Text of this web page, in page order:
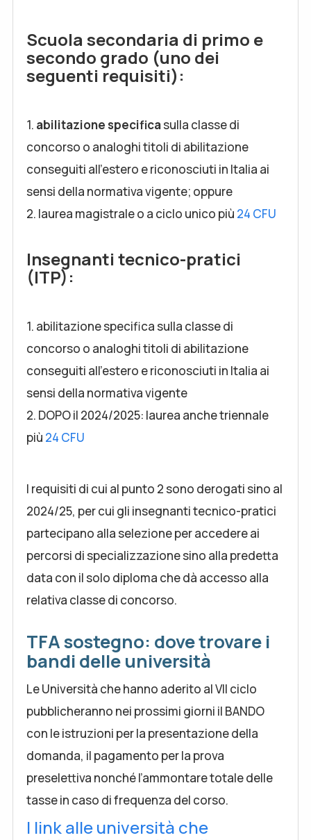
Scuola secondaria di primo e
secondo grado (uno dei
seguenti requisiti):
1. abilitazione specificasulla classe di
concorso o analoghi titoli di abilitazione
conseguiti all’estero e riconosciuti in Italia ai
sensi della normativa vigente; oppure
2. laurea magistrale o a ciclo unico più 24 CFU
Insegnanti tecnico-pratici
(ITP):
1. abilitazione specifica sulla classe di
concorso o analoghi titoli di abilitazione
conseguiti all’estero e riconosciuti in Italia ai
sensi della normativa vigente
2. DOPO il 2024/2025: laurea anche triennale
più 24 CFU
I requisiti di cui al punto 2 sono derogati sino al
2024/25, per cui gli insegnanti tecnico-pratici
partecipano alla selezione per accedere ai
percorsi di specializzazione sino alla predetta
data con il solo diploma che dà accesso alla
relativa classe di concorso.
TFA sostegno: dove trovare i
bandi delle università
Le Università che hanno aderito al VII ciclo
pubblicheranno nei prossimi giorni il BANDO
con le istruzioni per la presentazione della
domanda, il pagamento per la prova
preselettiva nonché l’ammontare totale delle
tasse in caso di frequenza del corso.
I link alle università che